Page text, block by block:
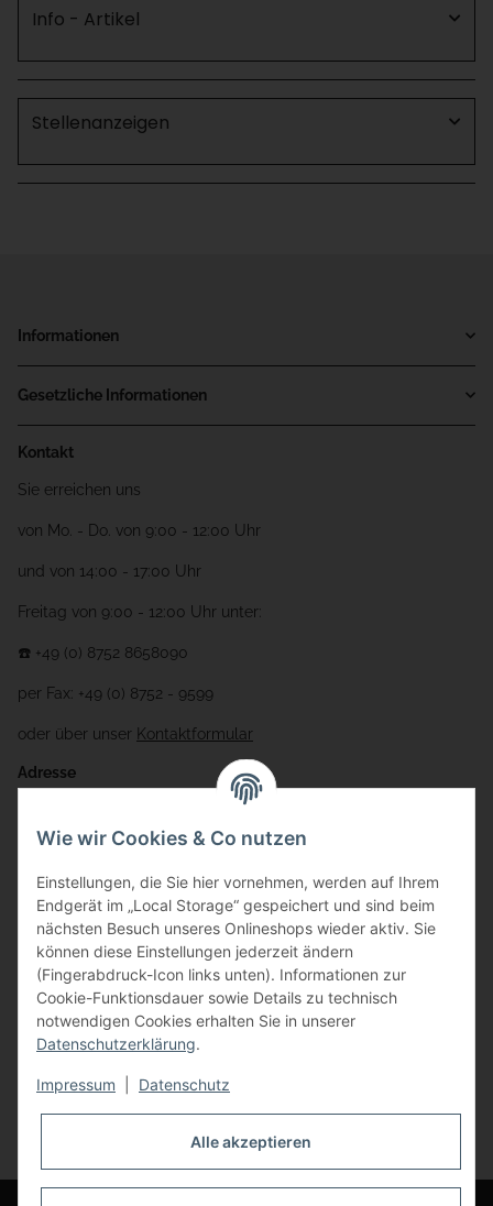
Info - Artikel
Stellenanzeigen
Informationen
Gesetzliche Informationen
Kontakt
Sie erreichen uns
von Mo. - Do. von 9:00 - 12:00 Uhr
und von 14:00 - 17:00 Uhr
Freitag von 9:00 - 12:00 Uhr unter:
☎️ +49 (0) 8752 8658090
per Fax: +49 (0) 8752 - 9599
oder über unser Kontaktformular
Adresse
Gewerbering 17
84072 Au i.d. Hallertau
info@bauer-tore.de
Vertrag widerrufen
* Alle Preise inkl. gesetzlicher USt., zzgl.Versand
Wie wir Cookies & Co nutzen
Einstellungen, die Sie hier vornehmen, werden auf Ihrem
Endgerät im „Local Storage“ gespeichert und sind beim
nächsten Besuch unseres Onlineshops wieder aktiv. Sie
können diese Einstellungen jederzeit ändern
(Fingerabdruck-Icon links unten). Informationen zur
Cookie-Funktionsdauer sowie Details zu technisch
notwendigen Cookies erhalten Sie in unserer
Datenschutzerklärung.
Impressum Datenschutz
Alle akzeptieren